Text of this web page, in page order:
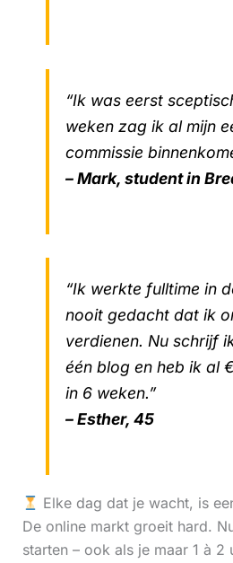
“Ik was eerst
weken zag ik al mijn
commissie
– Mark, student in
“Ik werkte fulltime in
nooit gedacht dat ik
verdienen. Nu schrijf
één blog en heb ik al
in 6 weken.”
– Esther, 45
Elke dag dat je wacht, is
De online markt groeit hard.
starten – ook als je maar 1 à 2